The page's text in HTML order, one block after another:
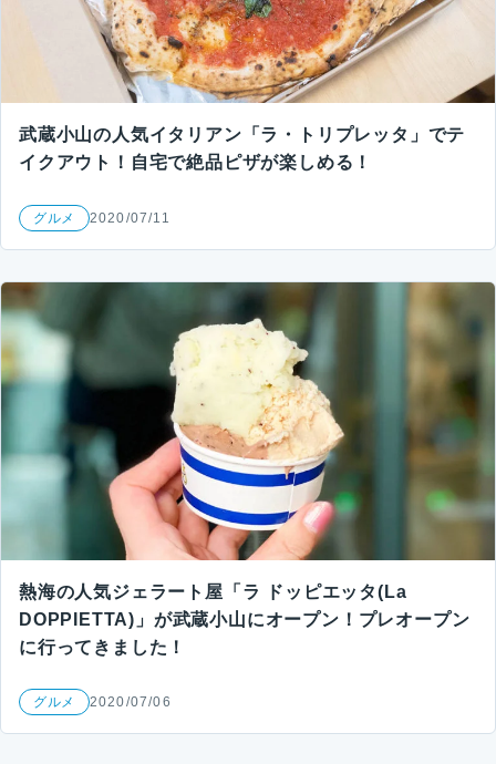
武蔵小山の人気イタリアン「ラ・トリプレッタ」でテ
イクアウト！自宅で絶品ピザが楽しめる！
グルメ 2020/07/11
熱海の人気ジェラート屋「ラ ドッピエッタ(La
DOPPIETTA)」が武蔵小山にオープン！プレオープン
に行ってきました！
グルメ 2020/07/06